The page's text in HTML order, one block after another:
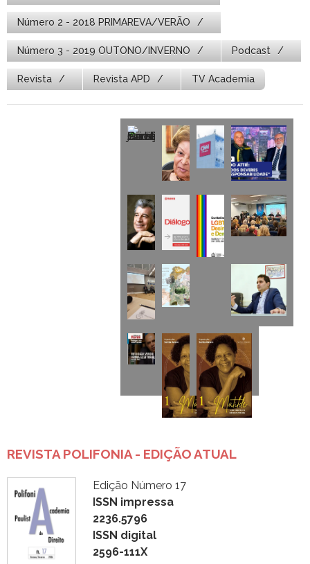
Número 2 - 2018 PRIMAREVA/VERÃO
Número 3 - 2019 OUTONO/INVERNO Podcast
Revista Revista APD TV Academia
REVISTA POLIFONIA - EDIÇÃO ATUAL
Edição Número 17
ISSN impressa
2236.5796
ISSN digital
2596-111X